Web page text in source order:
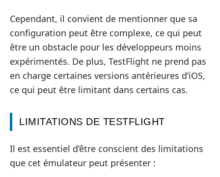
Cependant, il convient de mentionner que sa
configuration peut être complexe, ce qui peut
être un obstacle pour les développeurs moins
expérimentés. De plus, TestFlight ne prend pas
en charge certaines versions antérieures d’iOS,
ce qui peut être limitant dans certains cas.
LIMITATIONS DE TESTFLIGHT
Il est essentiel d’être conscient des limitations
que cet émulateur peut présenter :